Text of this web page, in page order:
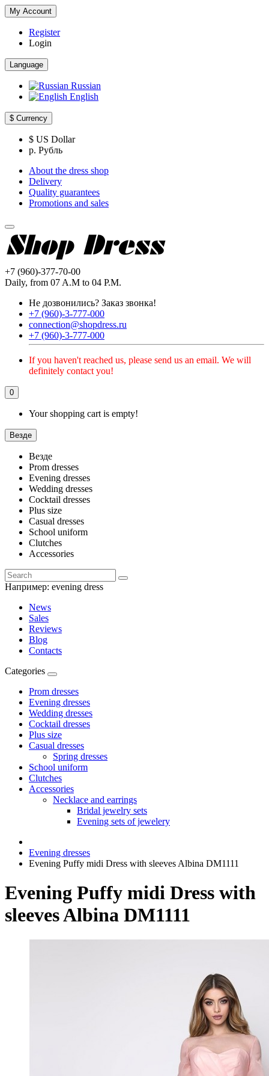
My Account
Register
Login
Language
Russian
English
$ Currency
$ US Dollar
р. Рубль
About the dress shop
Delivery
Quality guarantees
Promotions and sales
+7 (960)-377-70-00
Daily, from 07 A.M to 04 P.M.
Не дозвонились? Заказ звонка!
+7 (960)-3-777-000
connection@shopdress.ru
+7 (960)-3-777-000
If you haven't reached us, please send us an email. We will
definitely contact you!
0
Your shopping cart is empty!
Везде
Везде
Prom dresses
Evening dresses
Wedding dresses
Cocktail dresses
Plus size
Casual dresses
School uniform
Clutches
Accessories
Например: evening dress
News
Sales
Reviews
Blog
Contacts
Categories
Prom dresses
Evening dresses
Wedding dresses
Cocktail dresses
Plus size
Casual dresses
Spring dresses
School uniform
Clutches
Accessories
Necklace and earrings
Bridal jewelry sets
Evening sets of jewelery
Evening dresses
Evening Puffy midi Dress with sleeves Albina DM1111
Evening Puffy midi Dress with
sleeves Albina DM1111